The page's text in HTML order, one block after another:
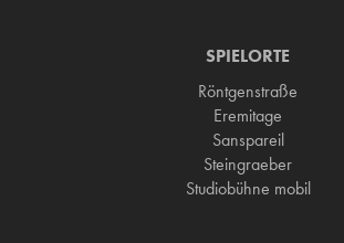
SPIELORTE
Röntgenstraße
Eremitage
Sanspareil
Steingraeber
Studiobühne mobil